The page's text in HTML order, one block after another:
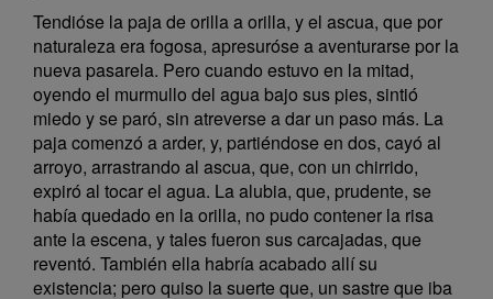
Tendióse la paja de orilla a orilla, y el ascua, que por
naturaleza era fogosa, apresuróse a aventurarse por la
nueva pasarela. Pero cuando estuvo en la mitad,
oyendo el murmullo del agua bajo sus pies, sintió
miedo y se paró, sin atreverse a dar un paso más. La
paja comenzó a arder, y, partiéndose en dos, cayó al
arroyo, arrastrando al ascua, que, con un chirrido,
expiró al tocar el agua. La alubia, que, prudente, se
había quedado en la orilla, no pudo contener la risa
ante la escena, y tales fueron sus carcajadas, que
reventó. También ella habría acabado allí su
existencia; pero quiso la suerte que, un sastre que iba